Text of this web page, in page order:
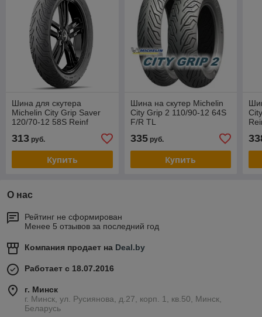
Шина для скутера
Michelin City Grip Saver
120/70-12 58S Reinf
313 руб.
Купить
Шина на скутер Michelin
City Grip 2 110/90-12 64S
F/R TL
335руб.
Купить
О нас
Рейтинг не сформирован
Менее 5 отзывов за последний год
Компания продает на Deal.by
Работает с 18.07.2016
г. Минск
г. Минск, ул. Русиянова, д.27, корп. 1, кв.50, Минск,
Беларусь